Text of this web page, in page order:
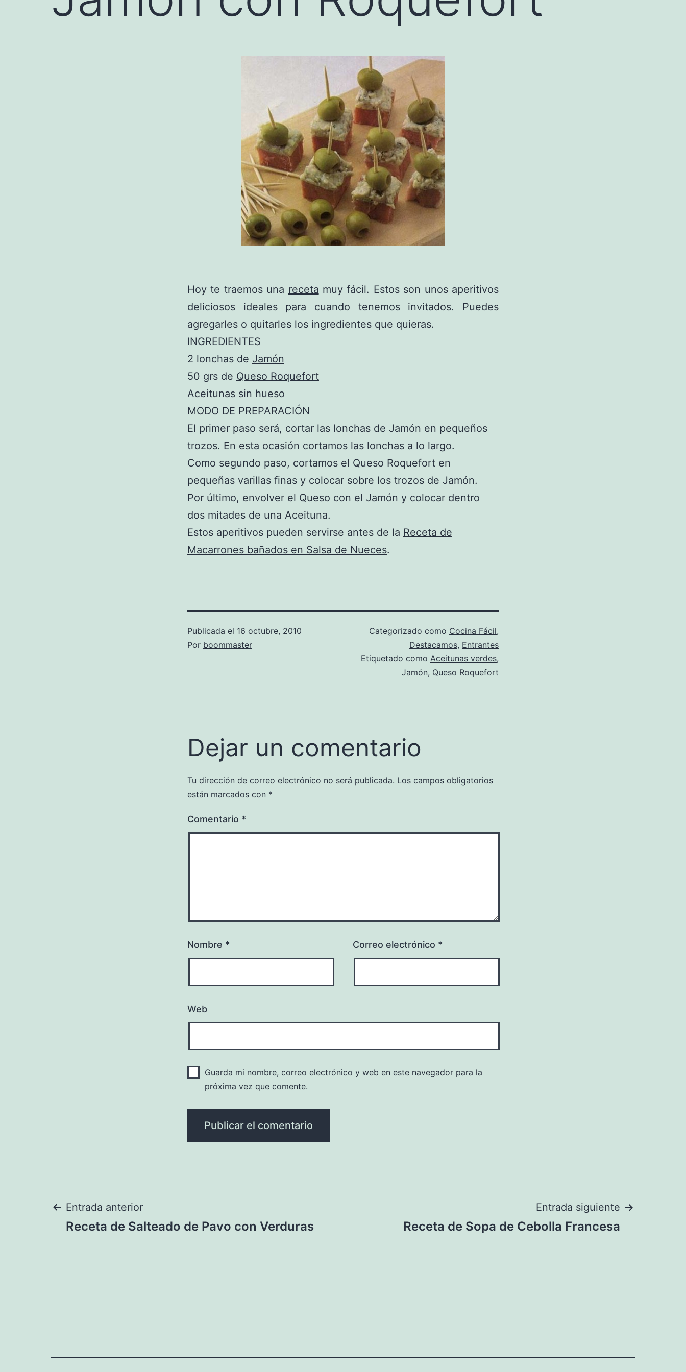
Hoy te traemos una receta muy fácil. Estos son unos aperitivos
deliciosos ideales para cuando tenemos invitados. Puedes
agregarles o quitarles los ingredientes que quieras.
INGREDIENTES
2 lonchas de Jamón
50 grs de Queso Roquefort
Aceitunas sin hueso
MODO DE PREPARACIÓN
El primer paso será, cortar las lonchas de Jamón en pequeños
trozos. En esta ocasión cortamos las lonchas a lo largo.
Como segundo paso, cortamos el Queso Roquefort en
pequeñas varillas finas y colocar sobre los trozos de Jamón.
Por último, envolver el Queso con el Jamón y colocar dentro
dos mitades de una Aceituna.
Estos aperitivos pueden servirse antes de la Receta de
Macarrones bañados en Salsa de Nueces.
Publicada el 16 octubre, 2010
Por boommaster
Categorizado como Cocina Fácil,
Destacamos, Entrantes
Etiquetado como Aceitunas verdes,
Jamón, Queso Roquefort
Dejar un comentario
Tu dirección de correo electrónico no será publicada. Los campos obligatorios
están marcados con *
Comentario *
Nombre * Correo electrónico *
Web
Guarda mi nombre, correo electrónico y web en este navegador para la
próxima vez que comente.
Navegación
Entrada anterior
Receta de Salteado de Pavo con Verduras
Entrada siguiente
Receta de Sopa de Cebolla Francesa